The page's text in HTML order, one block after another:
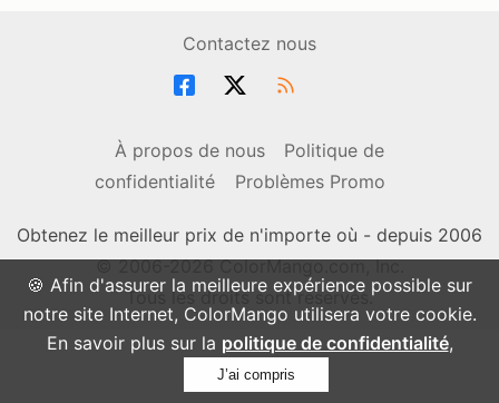
🍪 Afin d'assurer la meilleure expérience possible sur
notre site Internet, ColorMango utilisera votre cookie.
En savoir plus sur la politique de confidentialité,
J’ai compris
Contactez nous
À propos de nous
Politique de
confidentialité
Problèmes Promo
Obtenez le meilleur prix de n'importe où - depuis 2006
© 2006-2026 ColorMango.com, Inc.
Tous les droits sont réservés.